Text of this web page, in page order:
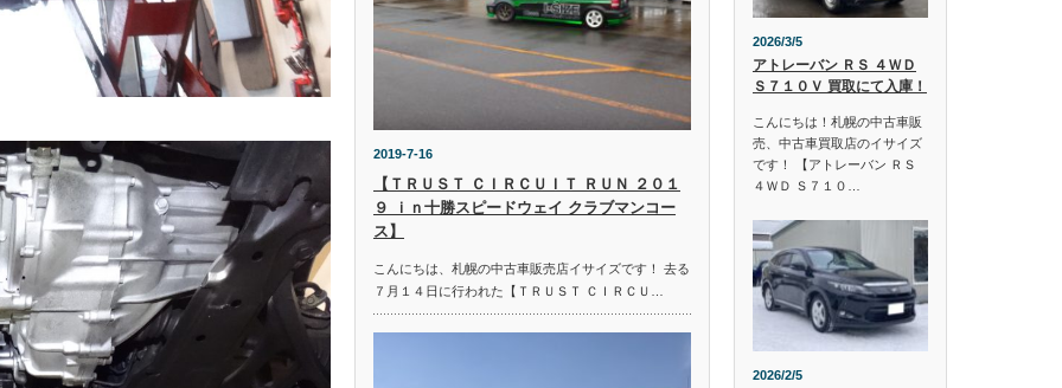
2019-7-16
【ＴＲＵＳＴ ＣＩＲＣＵＩＴ ＲＵＮ ２０１
９ ｉｎ十勝スピードウェイ クラブマンコー
ス】
こんにちは、札幌の中古車販売店イサイズです！ 去る
７月１４日に行われた【ＴＲＵＳＴ ＣＩＲＣＵ…
2026/3/5
アトレーバン ＲＳ ４ＷＤ
Ｓ７１０Ｖ 買取にて入庫！
こんにちは！札幌の中古車販
売、中古車買取店のイサイズ
です！ 【アトレーバン ＲＳ
４ＷＤ Ｓ７１０…
2026/2/5